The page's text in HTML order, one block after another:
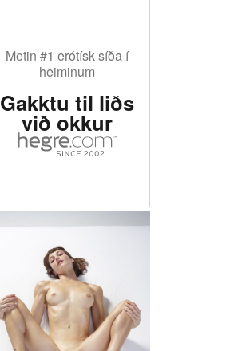
Metin #1 erótísk síða í
heiminum
Gakktu til liðs
við okkur